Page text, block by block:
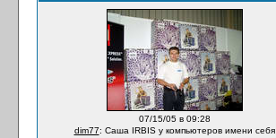
07/15/05 в 09:28
dim77: Саша IRBIS у компьютеров имени себя